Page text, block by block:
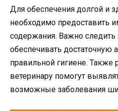
Для обеспечения долгой и
необходимо предоставить
содержания. Важно следить
обеспечивать достаточную
правильной гигиене. Также
ветеринару помогут
возможные заболевания